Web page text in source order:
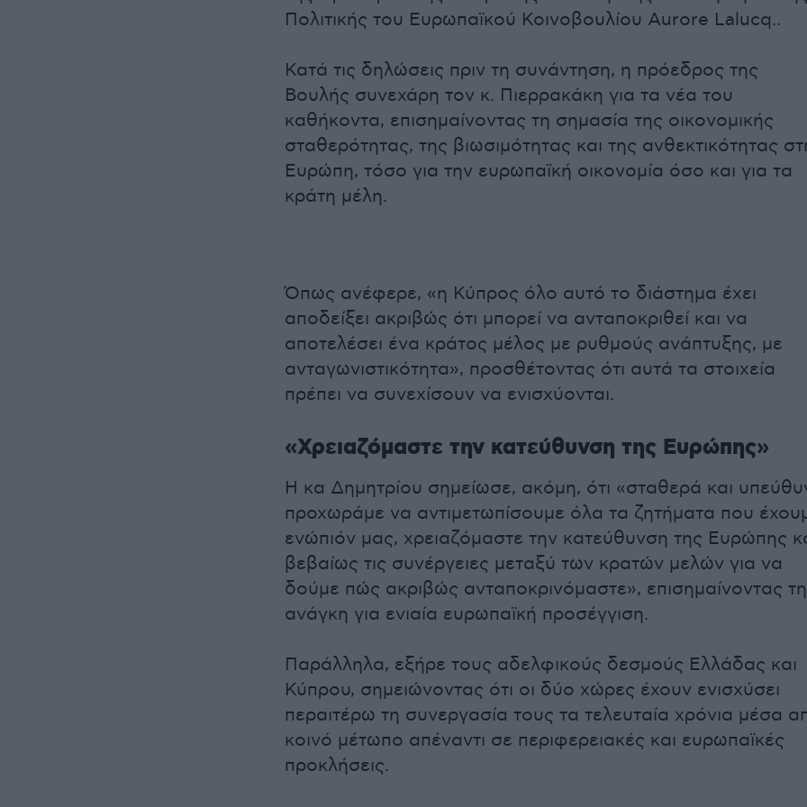
Πολιτικής του Ευρωπαϊκού Κοινοβουλίου Αurore Lalucq..
Κατά τις δηλώσεις πριν τη συνάντηση, η πρόεδρος της
Βουλής συνεχάρη τον κ. Πιερρακάκη για τα νέα του
καθήκοντα, επισημαίνοντας τη σημασία της οικονομικής
σταθερότητας, της βιωσιμότητας και της ανθεκτικότητας
Ευρώπη, τόσο για την ευρωπαϊκή οικονομία όσο και για τα
κράτη μέλη.
Όπως ανέφερε, «η Κύπρος όλο αυτό το διάστημα έχει
αποδείξει ακριβώς ότι μπορεί να ανταποκριθεί και να
αποτελέσει ένα κράτος μέλος με ρυθμούς ανάπτυξης, με
ανταγωνιστικότητα», προσθέτοντας ότι αυτά τα στοιχεία
πρέπει να συνεχίσουν να ενισχύονται.
«Χρειαζόμαστε την κατεύθυνση της Ευρώπης»
Η κα Δημητρίου σημείωσε, ακόμη, ότι «σταθερά και
προχωράμε να αντιμετωπίσουμε όλα τα ζητήματα που
ενώπιόν μας, χρειαζόμαστε την κατεύθυνση της Ευρώπης
βεβαίως τις συνέργειες μεταξύ των κρατών μελών για να
δούμε πώς ακριβώς ανταποκρινόμαστε», επισημαίνοντας
ανάγκη για ενιαία ευρωπαϊκή προσέγγιση.
Παράλληλα, εξήρε τους αδελφικούς δεσμούς Ελλάδας και
Κύπρου, σημειώνοντας ότι οι δύο χώρες έχουν ενισχύσει
περαιτέρω τη συνεργασία τους τα τελευταία χρόνια μέσα
κοινό μέτωπο απέναντι σε περιφερειακές και ευρωπαϊκές
προκλήσεις.